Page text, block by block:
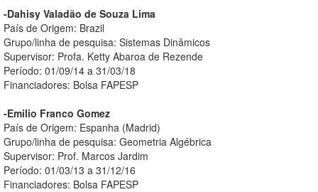
-Dahisy Valadão de Souza Lima
País de Origem: Brazil
Grupo/linha de pesquisa: Sistemas Dinâmicos
Supervisor: Profa. Ketty Abaroa de Rezende
Período: 01/09/14 a 31/03/18
Financiadores: Bolsa FAPESP
-Emilio Franco Gomez
País de Origem: Espanha (Madrid)
Grupo/linha de pesquisa: Geometria Algébrica
Supervisor: Prof. Marcos Jardim
Período: 01/03/13 a 31/12/16
Financiadores: Bolsa FAPESP